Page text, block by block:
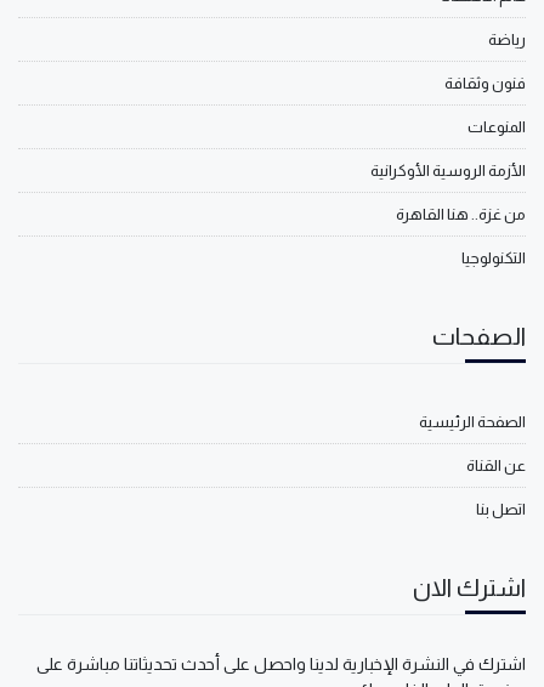
رياضة
فنون وثقافة
المنوعات
الأزمة الروسية الأوكرانية
من غزة.. هنا القاهرة
التكنولوجيا
الصفحات
الصفحة الرئيسية
عن القناة
اتصل بنا
اشترك الان
اشترك في النشرة الإخبارية لدينا واحصل على أحدث تحديثاتنا مباشرة على